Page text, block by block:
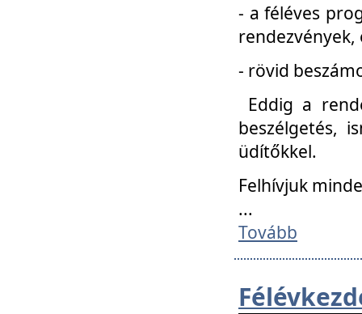
- a féléves
- rövid
Eddig a
beszélgetés,
üdítőkkel.
Felhívjuk
...
Tovább